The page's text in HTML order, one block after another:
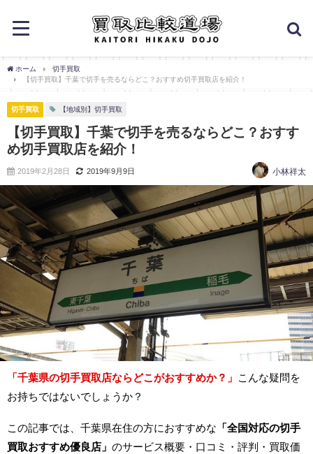
ホーム
切手買取
【切手買取】千葉で切手を売るならどこ？おすすめ切手買取店を紹介！
切手買取 【地域別】切手買取
【切手買取】千葉で切手を売るならどこ？おすす
め切手買取店を紹介！
2019年2月28日 2019年9月9日 小林祥太
「千葉県の切手買取店ならどこがおすすめか？」
こんな疑問を
お持ちではないでしょうか？
この記事では、千葉県在住の方におすすめな 「全国対応の切手
買取おすすめ優良店」 のサービス概要・口コミ・評判・買取価